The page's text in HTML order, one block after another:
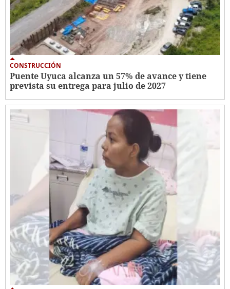
CONSTRUCCIÓN
Puente Uyuca alcanza un 57% de avance y tiene
prevista su entrega para julio de 2027